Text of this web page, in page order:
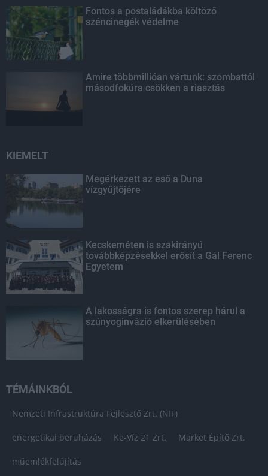
Fontos a postaládákba költöző
széncinegék védelme
Amire többmillióan vártunk: szombattól
másodfokúra csökken a riasztás
KIEMELT
Megérkezett az eső a Duna
vízgyűjtőjére
Kecskeméten is szakirányú
továbbképzésekkel erősít a Gál Ferenc
Egyetem
A lakosságra is fontos szerep hárul a
szúnyoginvázió elkerülésében
TÉMÁINKBÓL
Nemzeti Infrastruktúra Fejlesztő Zrt. (NIF)
energetikai beruházás Ke-Víz 21 Zrt. Market Építő Zrt.
műemlékfelújítás